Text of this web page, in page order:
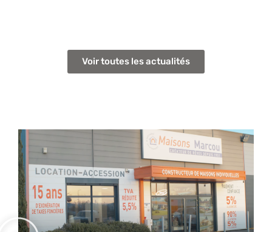
Voir toutes les actualités